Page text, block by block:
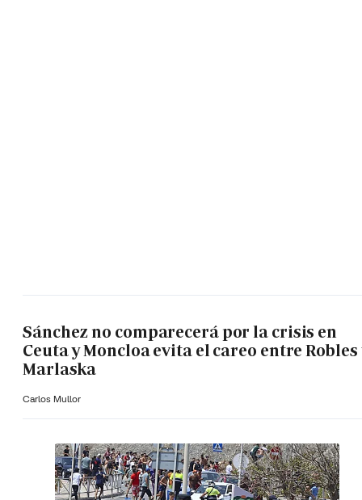
Sánchez no comparecerá por la crisis en
Ceuta y Moncloa evita el careo entre Robles
Marlaska
Carlos Mullor